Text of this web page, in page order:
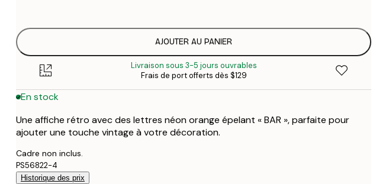
50x70 cm
70x100 cm
AJOUTER AU PANIER
Livraison sous 3-5 jours ouvrables
Frais de port offerts dès $129
En stock
Une affiche rétro avec des lettres néon orange épelant « BAR », parfaite pour
ajouter une touche vintage à votre décoration.
Cadre non inclus.
PS56822-4
Historique des prix